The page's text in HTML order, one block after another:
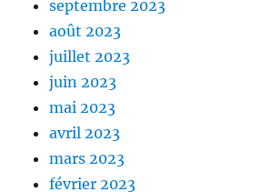
septembre 2023
août 2023
juillet 2023
juin 2023
mai 2023
avril 2023
mars 2023
février 2023